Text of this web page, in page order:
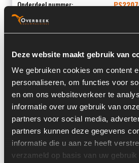
Deze website maakt gebruik van
We gebruiken cookies om content
personaliseren, om functies voor
en om ons websiteverkeer te
informatie over uw gebruik van
partners voor social media,
partners kunnen deze gegevens
informatie die u aan ze heeft
verzameld op basis van uw
Onderdeel nummer:
Informatie
Locatie:
Serienummer:
Past op de volgende machines:
Land: